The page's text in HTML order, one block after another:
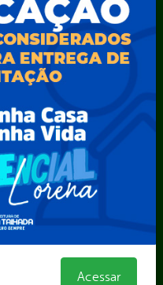
– SEMU
– SAD
e Recursos Hídricos –
Familiar – SEMAF
– SEST
e Lazer – SEMEL
– SECFIN
– SEGOV
Ambiente – SEMA
e Gestão – SEPLAG
Institucionais – SEMRI
– SMS
Públicos – SEMUSP
e Transportes de Serra
Acessar